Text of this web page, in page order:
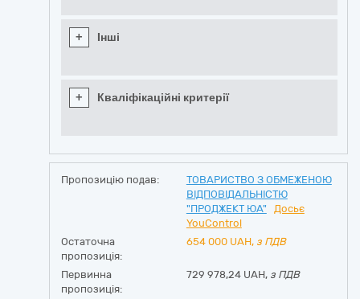
+ Інші
+ Кваліфікаційні критерії
Пропозицію подав:
ТОВАРИСТВО З ОБМЕЖЕНОЮ
ВІДПОВІДАЛЬНІСТЮ
"ПРОДЖЕКТ ЮА"
Досьє
YouControl
Остаточна
пропозиція:
654 000 UAH, з ПДВ
Первинна
пропозиція:
729 978,24 UAH, з ПДВ